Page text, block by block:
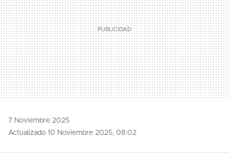
7 Noviembre 2025
Actualizado 10 Noviembre 2025, 08:02